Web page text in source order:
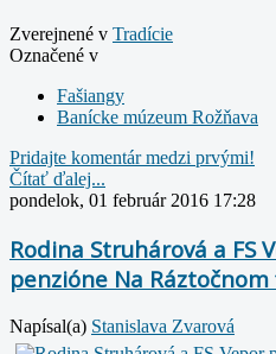
Zverejnené v Tradície
Označené v
Fašiangy
Banícke múzeum Rožňava
Pridajte komentár medzi prvými!
Čítať ďalej...
pondelok, 01 február 2016 17:28
Rodina Struhárová a FS
penzióne Na
Napísal(a) Stanislava Zvarová